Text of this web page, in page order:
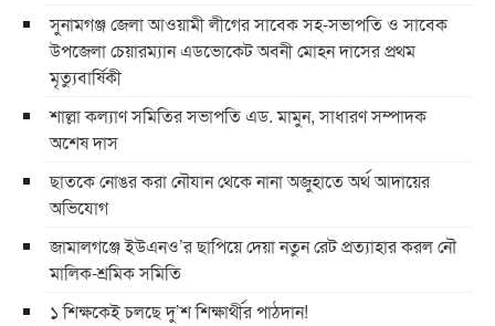
সুনামগঞ্জ জেলা আওয়ামী লীগের সাবেক সহ-সভাপতি ও সাবেক
উপজেলা চেয়ারম্যান এডভোকেট অবনী মোহন দাসের প্রথম
মৃত্যুবার্ষিকী
শাল্লা কল্যাণ সমিতির সভাপতি এড. মামুন, সাধারণ সম্পাদক
অশেষ দাস
ছাতকে নোঙর করা নৌযান থেকে নানা অজুহাতে অর্থ আদায়ের
অভিযোগ
জামালগঞ্জে ইউএনও’র ছাপিয়ে দেয়া নতুন রেট প্রত্যাহার করল নৌ
মালিক-শ্রমিক সমিতি
১ শিক্ষকেই চলছে দু’শ শিক্ষার্থীর পাঠদান!